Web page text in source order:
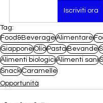
Iscriviti ora
Tag:
Food&BeverageAlimentare
GiapponeOlioPastaBevande
Alimenti biologiciAlimenti sani
SnackCaramelle
Opportunità